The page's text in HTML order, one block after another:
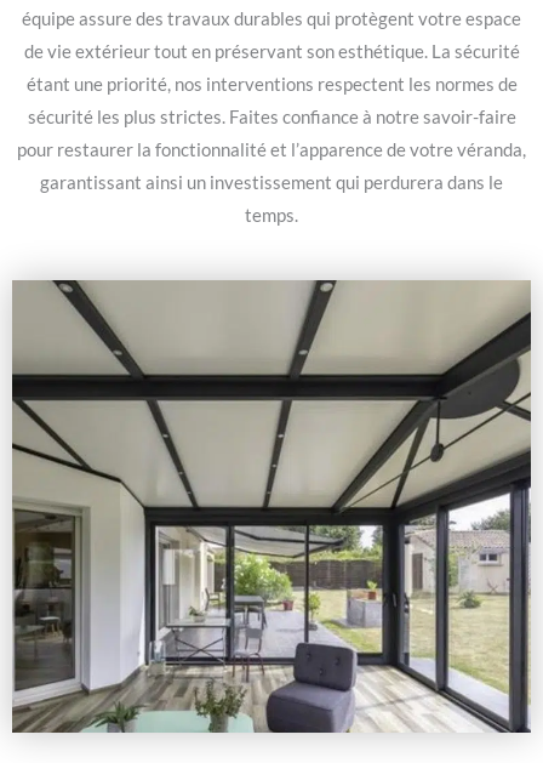
équipe assure des travaux durables qui protègent votre espace
de vie extérieur tout en préservant son esthétique. La sécurité
étant une priorité, nos interventions respectent les normes de
sécurité les plus strictes. Faites confiance à notre savoir-faire
pour restaurer la fonctionnalité et l’apparence de votre véranda,
garantissant ainsi un investissement qui perdurera dans le
temps.